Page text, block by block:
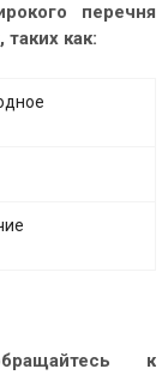
перечня
как:
к